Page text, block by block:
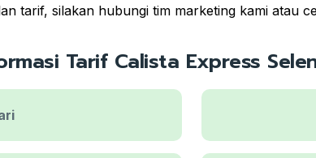
tarif, silakan hubungi tim marketing kami atau
Tarif Calista Express